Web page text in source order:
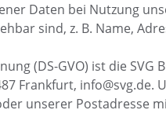
Daten bei Nutzung
sind, z. B. Name,
(DS-GVO) ist die SVG
Frankfurt, info@svg.de.
unserer Postadresse